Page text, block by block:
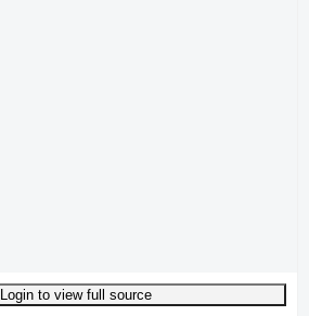
0 linesLn 1,Col 0
Login to view full source